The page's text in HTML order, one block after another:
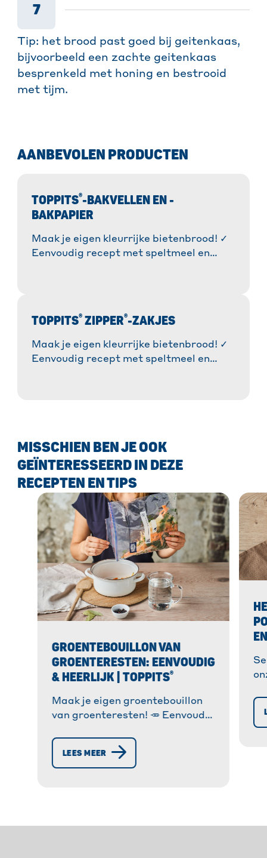
7
Tip: het brood past goed bij geitenkaas,
bijvoorbeeld een zachte geitenkaas
besprenkeld met honing en bestrooid
met tijm.
AANBEVOLEN PRODUCTEN
TOPPITS®-BAKVELLEN EN -
BAKPAPIER
Maak je eigen kleurrijke bietenbrood! ✓
Eenvoudig recept met speltmeel en
TOPPITS® ZIPPER®-ZAKJES
Maak je eigen kleurrijke bietenbrood! ✓
Eenvoudig recept met speltmeel en
MISSCHIEN BEN JE OOK
GEÏNTERESSEERD IN DEZE
RECEPTEN EN TIPS
GROENTEBOUILLON VAN
GROENTERESTEN: EENVOUDIG
& HEERLIJK | TOPPITS®
Maak je eigen groentebouillon
van groenteresten! 🥕 Eenvoudig
Bespaart geld en vermijdt
voedselverspilling. » Meer
LEES MEER